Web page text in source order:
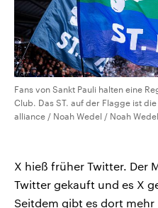
Fans von Sankt Pauli halten eine
Club. Das ST. auf der Flagge ist
alliance / Noah Wedel / Noah
X hieß früher Twitter. Der
Twitter gekauft und es X
Seitdem gibt es dort mehr